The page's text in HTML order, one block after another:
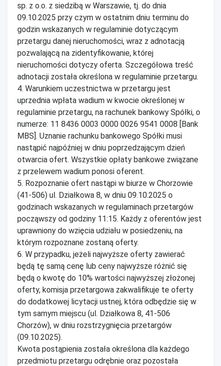
sp. z o.o. z siedzibą w Warszawie, tj. do dnia
09.10.2025 przy czym w ostatnim dniu terminu do
godzin wskazanych w regulaminie dotyczącym
przetargu danej nieruchomości, wraz z adnotacją
pozwalającą na zidentyfikowanie, której
nieruchomości dotyczy oferta. Szczegółowa treść
adnotacji została określona w regulaminie przetargu.
4. Warunkiem uczestnictwa w przetargu jest
uprzednia wpłata wadium w kwocie określonej w
regulaminie przetargu, na rachunek bankowy Spółki, o
numerze: 11 8436 0003 0000 0026 9541 0008 [Bank
MBS]. Uznanie rachunku bankowego Spółki musi
nastąpić najpóźniej w dniu poprzedzającym dzień
otwarcia ofert. Wszystkie opłaty bankowe związane
z przelewem wadium ponosi oferent.
5. Rozpoznanie ofert nastąpi w biurze w Chorzowie
(41-506) ul. Działkowa 8, w dniu 09.10.2025 o
godzinach wskazanych w regulaminach przetargów
począwszy od godziny 11:15. Każdy z oferentów jest
uprawniony do wzięcia udziału w posiedzeniu, na
którym rozpoznane zostaną oferty.
6. W przypadku, jeżeli najwyższe oferty zawierać
będą tę samą cenę lub ceny najwyższe różnić się
będą o kwotę do 10% wartości najwyższej złożonej
oferty, komisja przetargowa zakwalifikuje te oferty
do dodatkowej licytacji ustnej, która odbędzie się w
tym samym miejscu (ul. Działkowa 8, 41-506
Chorzów), w dniu rozstrzygnięcia przetargów
(09.10.2025).
Kwota postąpienia została określona dla każdego
przedmiotu przetargu odrębnie oraz pozostała